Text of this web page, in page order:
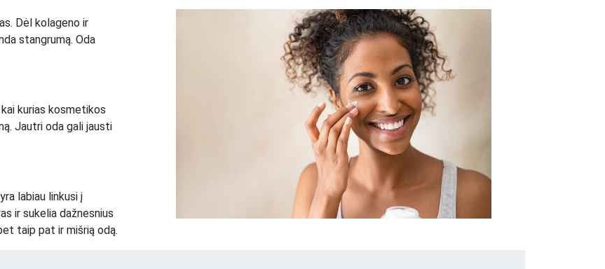
Dėl kolageno ir
stangrumą. Oda
kurias kosmetikos
Jautri oda gali jausti
labiau linkusi į
ir sukelia dažnesnius
taip pat ir mišrią odą.